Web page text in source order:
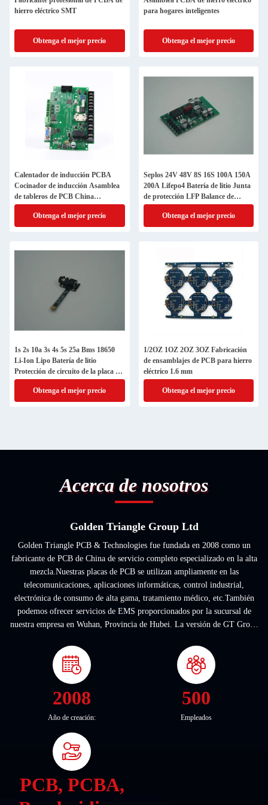
hierro eléctrico SMT
Obtenga el mejor precio
para hogares inteligentes
Obtenga el mejor precio
Calentador de inducción PCBA
Cocinador de inducción Asamblea
de tableros de PCB China
Fabricante
Obtenga el mejor precio
Seplos 24V 48V 8S 16S 100A 150A
200A Lifepo4 Batería de litio Junta
de protección LFP Balance de
células Circuitos integrados BMS
Obtenga el mejor precio
1s 2s 10a 3s 4s 5s 25a Bms 18650
Li-Ion Lipo Batería de litio
Protección de circuito de la placa de
circuito módulo Pcb Pcm Lipo Bms
cargadorObtenga el mejor precio
1/2OZ 1OZ 2OZ 3OZ Fabricación
de ensamblajes de PCB para hierro
eléctrico 1.6 mm
Obtenga el mejor precio
Acerca de nosotros
Golden Triangle Group Ltd
Golden Triangle PCB & Technologies fue fundada en 2008 como un
fabricante de PCB de China de servicio completo especializado en la alta
mezcla.Nuestras placas de PCB se utilizan ampliamente en las
telecomunicaciones, aplicaciones informáticas, control industrial,
electrónica de consumo de alta gama, tratamiento médico, etc.También
podemos ofrecer servicios de EMS proporcionados por la sucursal de
nuestra empresa en Wuhan, Provincia de Hubei. La versión de GT Group
2008
Año de creación:
500
Empleados
PCB, PCBA,